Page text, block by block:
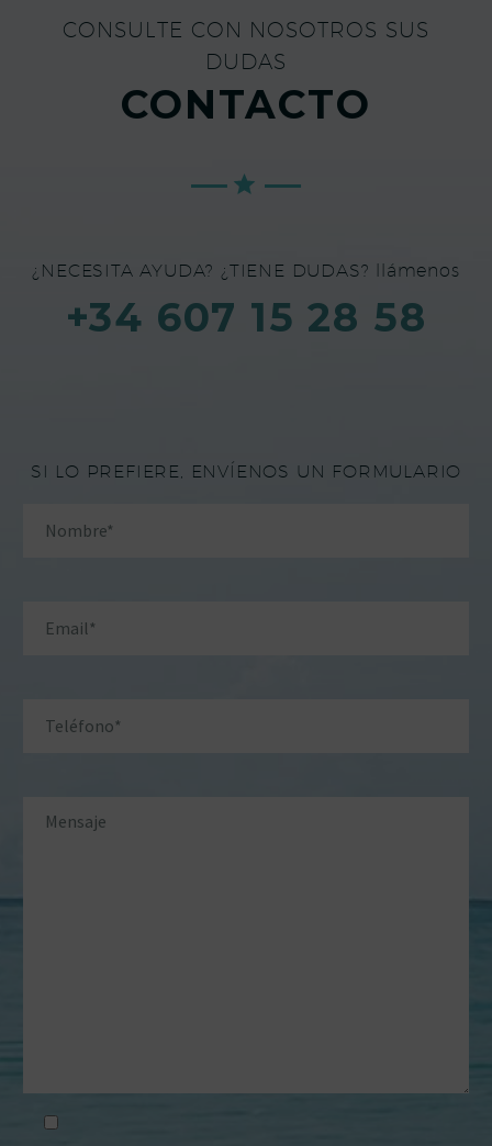
CONSULTE CON NOSOTROS SUS
DUDAS
CONTACTO
¿NECESITA AYUDA? ¿TIENE DUDAS? llámenos
+34 607 15 28 58
SI LO PREFIERE, ENVÍENOS UN FORMULARIO